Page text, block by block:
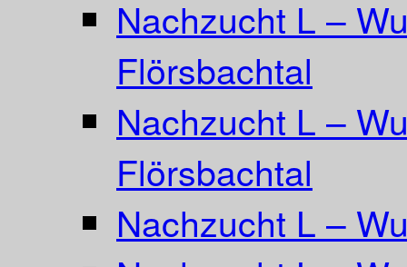
Nachzucht L –
Flörsbachtal
Nachzucht L –
Flörsbachtal
Nachzucht L –